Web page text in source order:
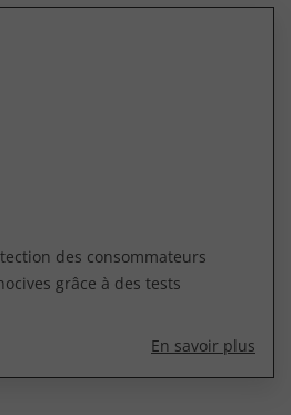
des consommateurs
grâce à des tests
En savoir plus